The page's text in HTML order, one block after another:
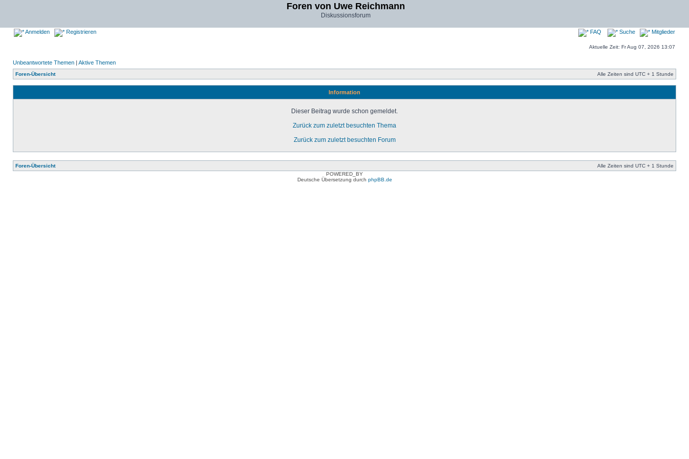
Foren von Uwe Reichmann
Diskussionsforum
Anmelden Registrieren FAQ Suche Mitglieder
Aktuelle Zeit: Fr Aug 07, 2026 13:07
Unbeantwortete Themen | Aktive Themen
Foren-Übersicht Alle Zeiten sind UTC + 1 Stunde
Information
Dieser Beitrag wurde schon gemeldet.
Zurück zum zuletzt besuchten Thema
Zurück zum zuletzt besuchten Forum
Foren-Übersicht
Alle Zeiten sind UTC + 1 Stunde
POWERED_BY
Deutsche Übersetzung durch phpBB.de